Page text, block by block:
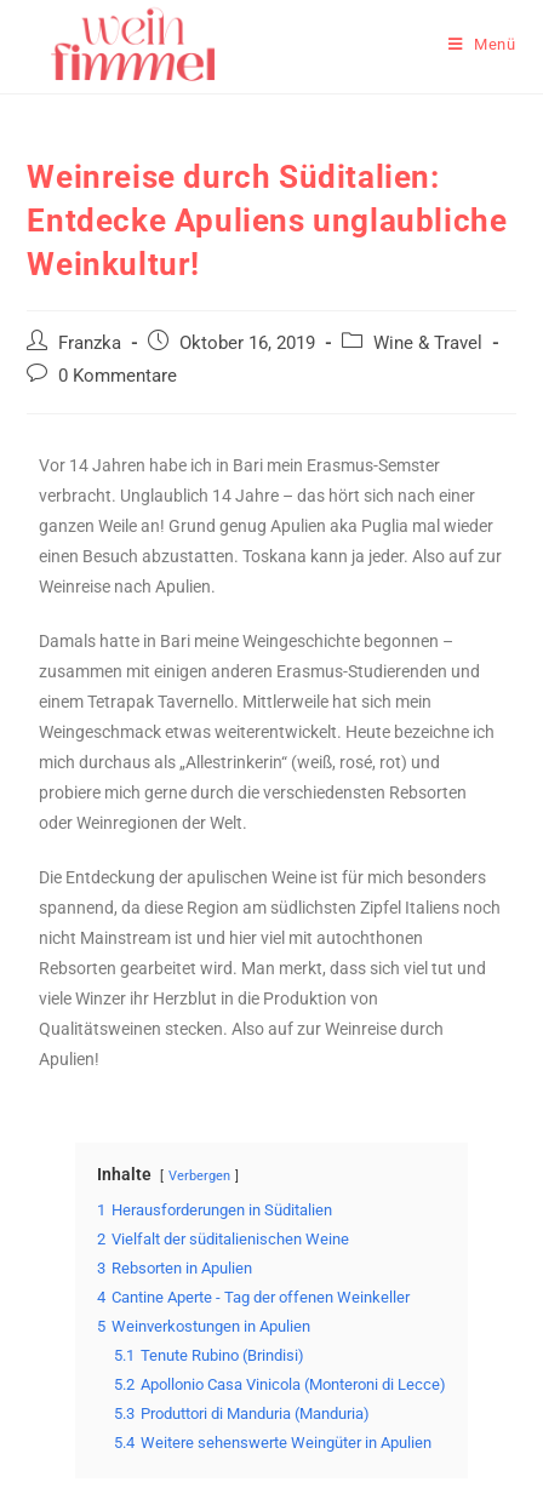
Menü
Weinreise durch Süditalien:
Entdecke Apuliens unglaubliche
Weinkultur!
Franzka Oktober 16, 2019
Wine & Travel
0 Kommentare
Vor 14 Jahren habe ich in Bari mein Erasmus-Semster
verbracht. Unglaublich 14 Jahre – das hört sich nach einer
ganzen Weile an! Grund genug Apulien aka Puglia mal wieder
einen Besuch abzustatten. Toskana kann ja jeder. Also auf zur
Weinreise nach Apulien.
Damals hatte in Bari meine Weingeschichte begonnen –
zusammen mit einigen anderen Erasmus-Studierenden und
einem Tetrapak Tavernello. Mittlerweile hat sich mein
Weingeschmack etwas weiterentwickelt. Heute bezeichne ich
mich durchaus als „Allestrinkerin“ (weiß, rosé, rot) und
probiere mich gerne durch die verschiedensten Rebsorten
oder Weinregionen der Welt.
Die Entdeckung der apulischen Weine ist für mich besonders
spannend, da diese Region am südlichsten Zipfel Italiens noch
nicht Mainstream ist und hier viel mit autochthonen
Rebsorten gearbeitet wird. Man merkt, dass sich viel tut und
viele Winzer ihr Herzblut in die Produktion von
Qualitätsweinen stecken. Also auf zur Weinreise durch
Apulien!
Inhalte Verbergen
1 Herausforderungen in Süditalien
2 Vielfalt der süditalienischen Weine
3 Rebsorten in Apulien
4 Cantine Aperte - Tag der offenen Weinkeller
5 Weinverkostungen in Apulien
5.1 Tenute Rubino (Brindisi)
5.2 Apollonio Casa Vinicola (Monteroni di Lecce)
5.3 Produttori di Manduria (Manduria)
5.4 Weitere sehenswerte Weingüter in Apulien